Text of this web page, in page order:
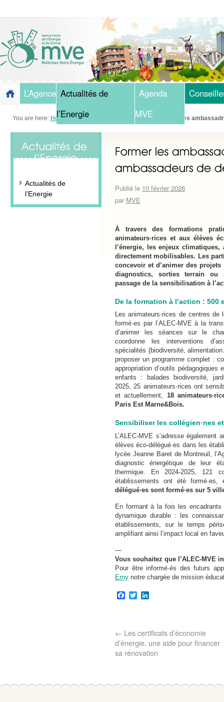
L’Agence Actualités de
l’Energie
Agenda
MVE
You are here: Home»Blog» Actualités de l'Energie» Former les
Actualités de
l’Energie
Publié le 10 février 2026
par MVE
À travers des formations
animateurs·rices et aux élèves
l’énergie, les enjeux
directement mobilisables. Les
concevoir et d’animer des
diagnostics, sorties terrain ou
passage de la sensibilisation à
De la formation à l’action :
Les animateurs·rices de centres
formé·es par l’ALEC-MVE à la
d’animer les séances sur le
coordonne les interventions
spécialités (biodiversité,
proposer un programme complet :
appropriation d’outils
enfants : balades biodiversité,
2025, 25 animateurs·rices ont
et actuellement, 18
Paris Est Marne&Bois.
Sensibiliser les collégien·nes
L’ALEC-MVE s’adresse
élèves éco-délégué·es dans les
lycée Jeanne Baret de Montreuil,
diagnostic énergétique de leur
thermique. En 2024-2025, 121
établissements ont été
délégué·es sont formé·es sur 5
En formant à la fois les
dynamique durable : les
établissements, sur le temps
amplifiant ainsi l’impact local en
—
Vous souhaitez que l’ALEC-MVE
Pour être informé·és des futurs
Erny notre chargée de mission
Facebook
Twitter
← Les certificats d’économie
d’énergie, une aide pour financer
sa rénovation